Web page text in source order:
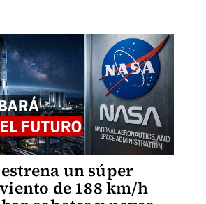
estrena un súper
de 188 km/h